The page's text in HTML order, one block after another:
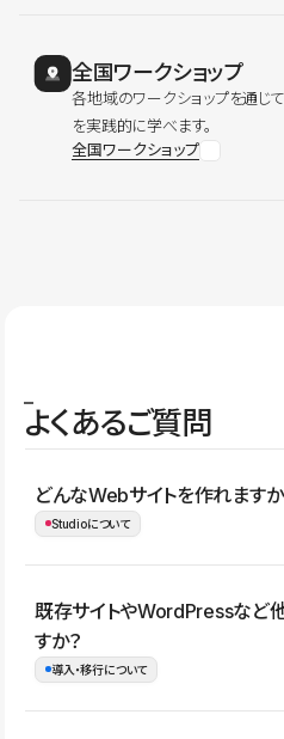
全国ワークショップ
各地域のワークショップを通じ
を実践的に学べます。
全国ワークショップ
よくあるご質問
どんなWebサイトを作れますか
Studioについて
コーポレートサイト、サービスサ
グ・メディア、イベントサイト、
ォリオなど幅広く制作できます。
既存サイトやWordPressなど
すか？
導入・移行について